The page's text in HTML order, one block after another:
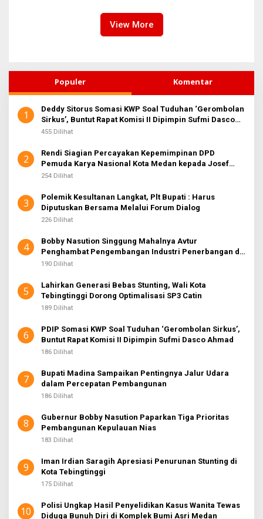
View More
Populer Komentar
1
Deddy Sitorus Somasi KWP Soal Tuduhan ‘Gerombolan
Sirkus’, Buntut Rapat Komisi II Dipimpin Sufmi Dasco
Ahmad
455 Dilihat
2
Rendi Siagian Percayakan Kepemimpinan DPD
Pemuda Karya Nasional Kota Medan kepada Josef
Sembiring
254 Dilihat
3
Polemik Kesultanan Langkat, Plt Bupati : Harus
Diputuskan Bersama Melalui Forum Dialog
226 Dilihat
4
Bobby Nasution Singgung Mahalnya Avtur
Penghambat Pengembangan Industri Penerbangan di
Sumut
190 Dilihat
5
Lahirkan Generasi Bebas Stunting, Wali Kota
Tebingtinggi Dorong Optimalisasi SP3 Catin
189 Dilihat
6
PDIP Somasi KWP Soal Tuduhan ‘Gerombolan Sirkus’,
Buntut Rapat Komisi II Dipimpin Sufmi Dasco Ahmad
186 Dilihat
7
Bupati Madina Sampaikan Pentingnya Jalur Udara
dalam Percepatan Pembangunan
186 Dilihat
8
Gubernur Bobby Nasution Paparkan Tiga Prioritas
Pembangunan Kepulauan Nias
183 Dilihat
9
Iman Irdian Saragih Apresiasi Penurunan Stunting di
Kota Tebingtinggi
175 Dilihat
10
Polisi Ungkap Hasil Penyelidikan Kasus Wanita Tewas
Diduga Bunuh Diri di Komplek Bumi Asri Medan